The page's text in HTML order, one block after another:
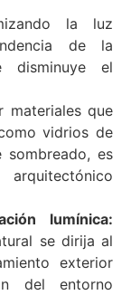
la luz
de la
disminuye el
materiales que
vidrios de
es
lumínica:
se dirija al
exterior
del entorno